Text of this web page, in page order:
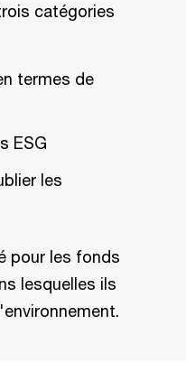
catégories
termes de
ESG
les
pour les fonds
lesquelles ils